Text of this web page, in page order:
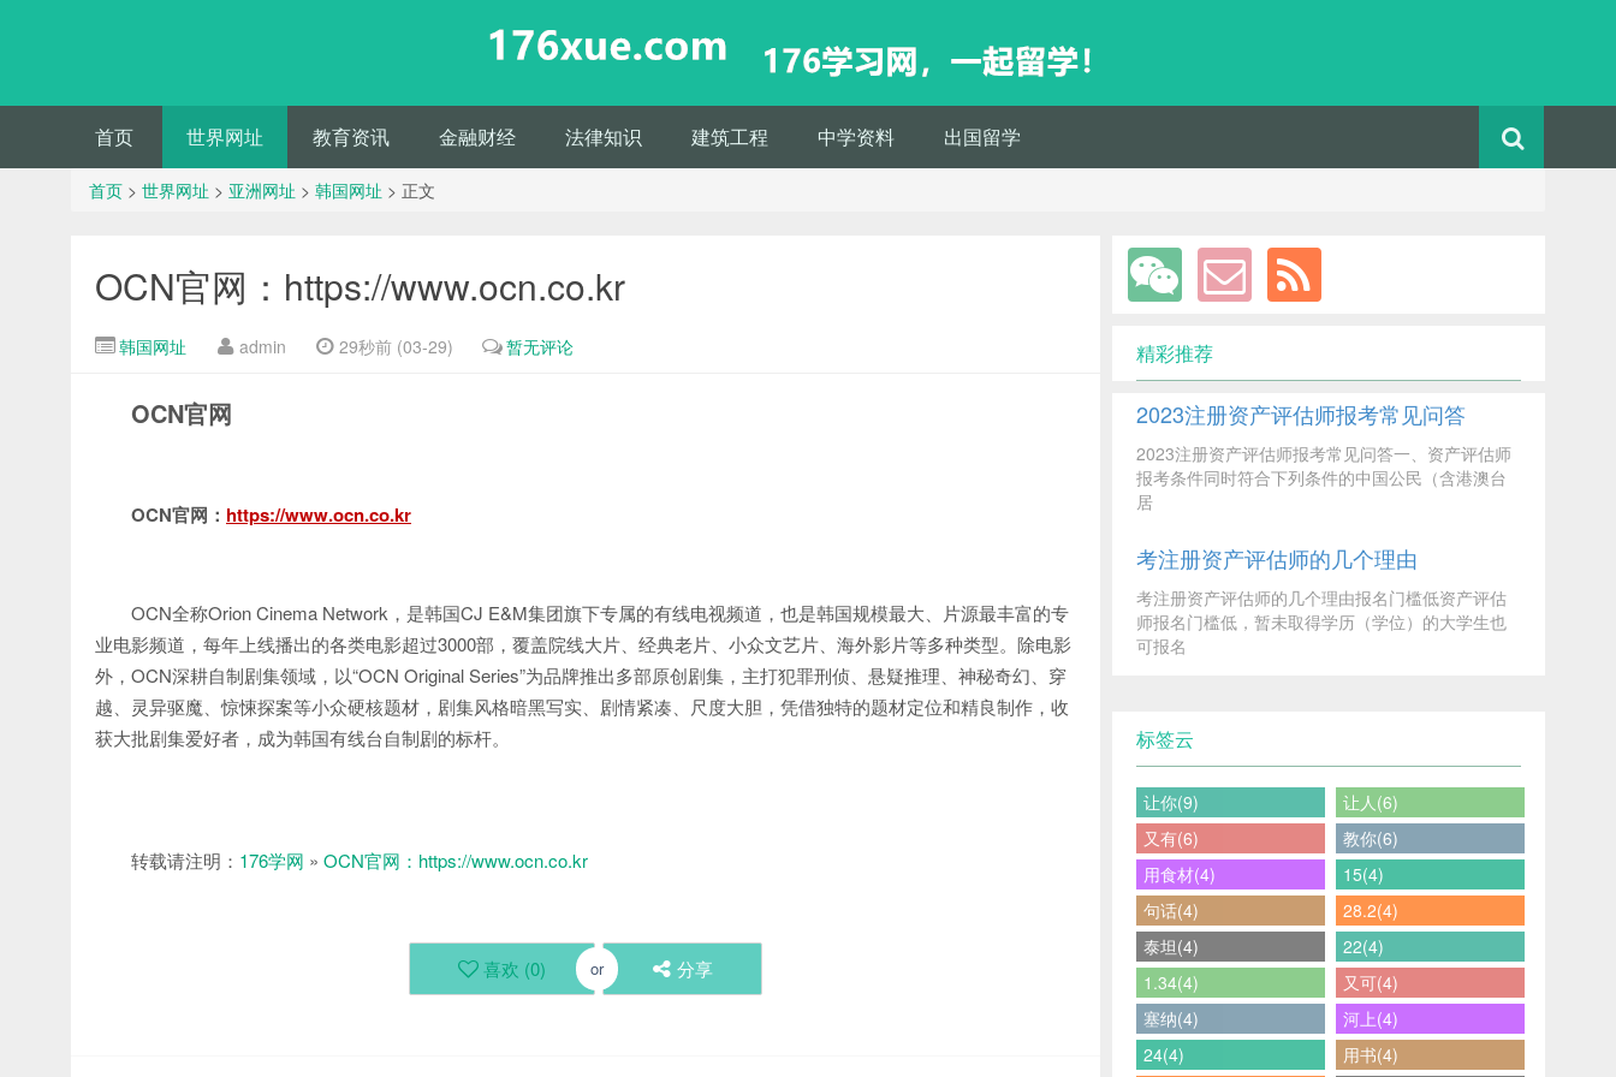
首页 世界网址 教育资讯 金融财经 法律知识 建筑工程 中学资料 出国留学
首页 > 世界网址 > 亚洲网址 > 韩国网址 > 正文
OCN官网：https://www.ocn.co.kr
韩国网址 admin 29秒前 (03-29) 暂无评论
OCN官网
OCN官网： https://www.ocn.co.kr
OCN全称Orion Cinema Network，是韩国CJ E&M集团旗下专属的有线电视频道，也是韩国规模最大、片源最丰富的专
业电影频道，每年上线播出的各类电影超过3000部，覆盖院线大片、经典老片、小众文艺片、海外影片等多种类型。除电影
外，OCN深耕自制剧集领域，以“OCN Original Series”为品牌推出多部原创剧集，主打犯罪刑侦、悬疑推理、神秘奇幻、穿
越、灵异驱魔、惊悚探案等小众硬核题材，剧集风格暗黑写实、剧情紧凑、尺度大胆，凭借独特的题材定位和精良制作，收
获大批剧集爱好者，成为韩国有线台自制剧的标杆。
转载请注明： 176学网 » OCN官网：https://www.ocn.co.kr
喜欢 (0) or 分享
精彩推荐
2023注册资产评估师报考常见问答
2023注册资产评估师报考常见问答一、资产评估师
报考条件同时符合下列条件的中国公民（含港澳台
居
考注册资产评估师的几个理由
考注册资产评估师的几个理由报名门槛低资产评估
师报名门槛低，暂未取得学历（学位）的大学生也
可报名
标签云
让你(9)
让人(6)
又有(6)
教你(6)
用食材(4)
15(4)
句话(4)
28.2(4)
泰坦(4)
22(4)
1.34(4)
又可(4)
塞纳(4)
河上(4)
24(4)
用书(4)